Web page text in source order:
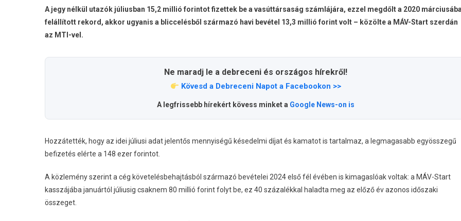
A jegy nélkül utazók júliusban 15,2 millió forintot fizettek be a vasúttársaság számlájára, ezzel megdőlt a 2020
felállított rekord, akkor ugyanis a bliccelésből származó havi bevétel 13,3 millió forint volt – közölte a MÁV-Start szerdán
az MTI-vel.
Ne maradj le a debreceni és országos hírekről!
Kövesd a Debreceni Napot a Facebookon >>
A legfrissebb hírekért kövess minket a Google News-on is
Hozzátették, hogy az idei júliusi adat jelentős mennyiségű késedelmi díjat és kamatot is tartalmaz, a legmagasabb egyösszegű
befizetés elérte a 148 ezer forintot.
A közlemény szerint a cég követelésbehajtásból származó bevételei 2024 első fél évében is kimagaslóak voltak: a MÁV-Start
kasszájába januártól júliusig csaknem 80 millió forint folyt be, ez 40 százalékkal haladta meg az előző év azonos időszaki
összeget.